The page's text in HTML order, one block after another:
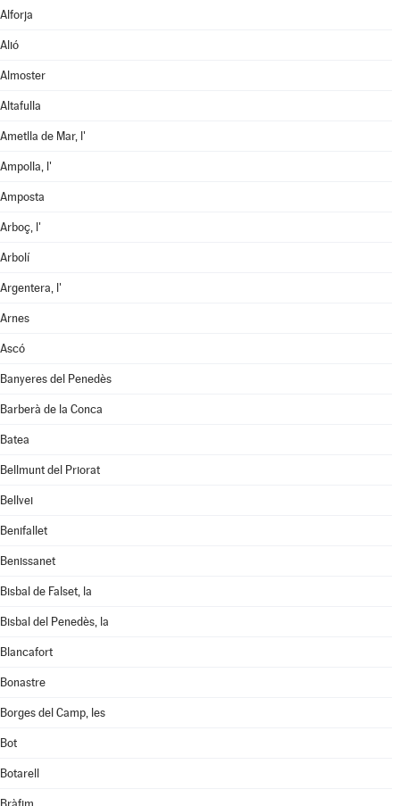
Alforja
Alió
Almoster
Altafulla
Ametlla de Mar, l'
Ampolla, l'
Amposta
Arboç, l'
Arbolí
Argentera, l'
Arnes
Ascó
Banyeres del Penedès
Barberà de la Conca
Batea
Bellmunt del Priorat
Bellvei
Benifallet
Benissanet
Bisbal de Falset, la
Bisbal del Penedès, la
Blancafort
Bonastre
Borges del Camp, les
Bot
Botarell